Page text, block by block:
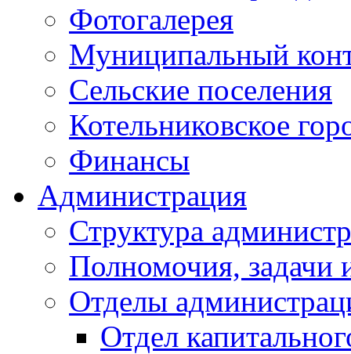
Фотогалерея
Муниципальный
Сельские поселения
Котельниковское
Финансы
Администрация
Структура
Полномочия, задачи
Отделы
Отдел